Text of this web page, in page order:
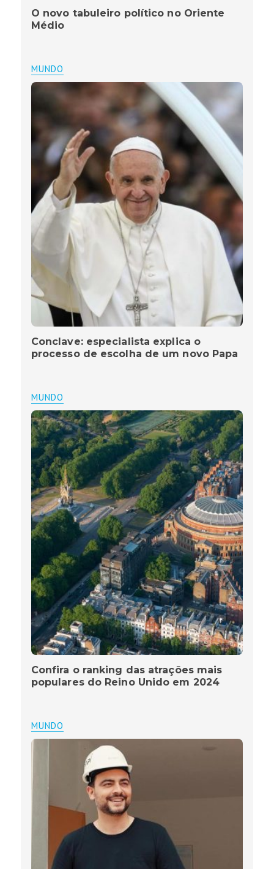
O novo tabuleiro político no Oriente
Médio
MUNDO
Conclave: especialista explica o
processo de escolha de um novo Papa
MUNDO
Confira o ranking das atrações mais
populares do Reino Unido em 2024
MUNDO